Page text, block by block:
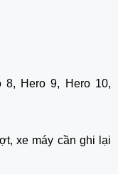
8, Hero 9, Hero 10,
xe máy cần ghi lại